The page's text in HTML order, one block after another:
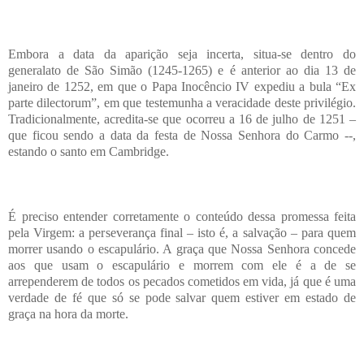
Embora a data da aparição seja incerta, situa-se dentro do
generalato de São Simão (1245-1265) e é anterior ao dia 13 de
janeiro de 1252, em que o Papa Inocêncio IV expediu a bula “Ex
parte dilectorum”, em que testemunha a veracidade deste privilégio.
Tradicionalmente, acredita-se que ocorreu a 16 de julho de 1251 –
que ficou sendo a data da festa de Nossa Senhora do Carmo --,
estando o santo em Cambridge.
É preciso entender corretamente o conteúdo dessa promessa feita
pela Virgem: a perseverança final – isto é, a salvação – para quem
morrer usando o escapulário. A graça que Nossa Senhora concede
aos que usam o escapulário e morrem com ele é a de se
arrependerem de todos os pecados cometidos em vida, já que é uma
verdade de fé que só se pode salvar quem estiver em estado de
graça na hora da morte.